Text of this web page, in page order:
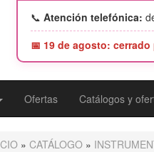
📞 Atención telefónica:
📅 19 de agosto:
Ofertas Catálogos y
» CATÁLOGO»